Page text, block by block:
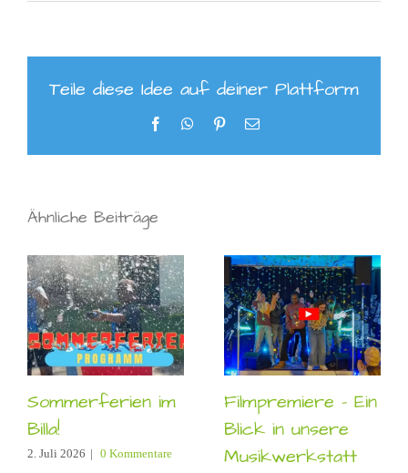
Teile diese Idee auf deiner Plattform
FacebookWhatsApp
Pinterest
E-
Ähnliche Beiträge
Sommerferien im
Billa!
2. Juli 2026 | 0 Kommentare
Filmpremiere – Ein
Blick in unsere
Musikwerkstatt